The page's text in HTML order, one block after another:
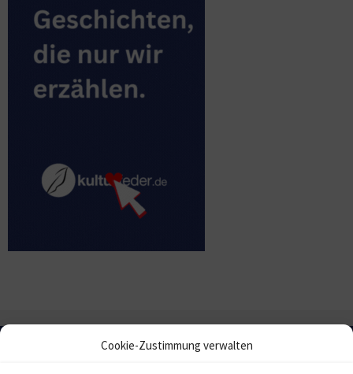
Cookie-Zustimmung verwalten